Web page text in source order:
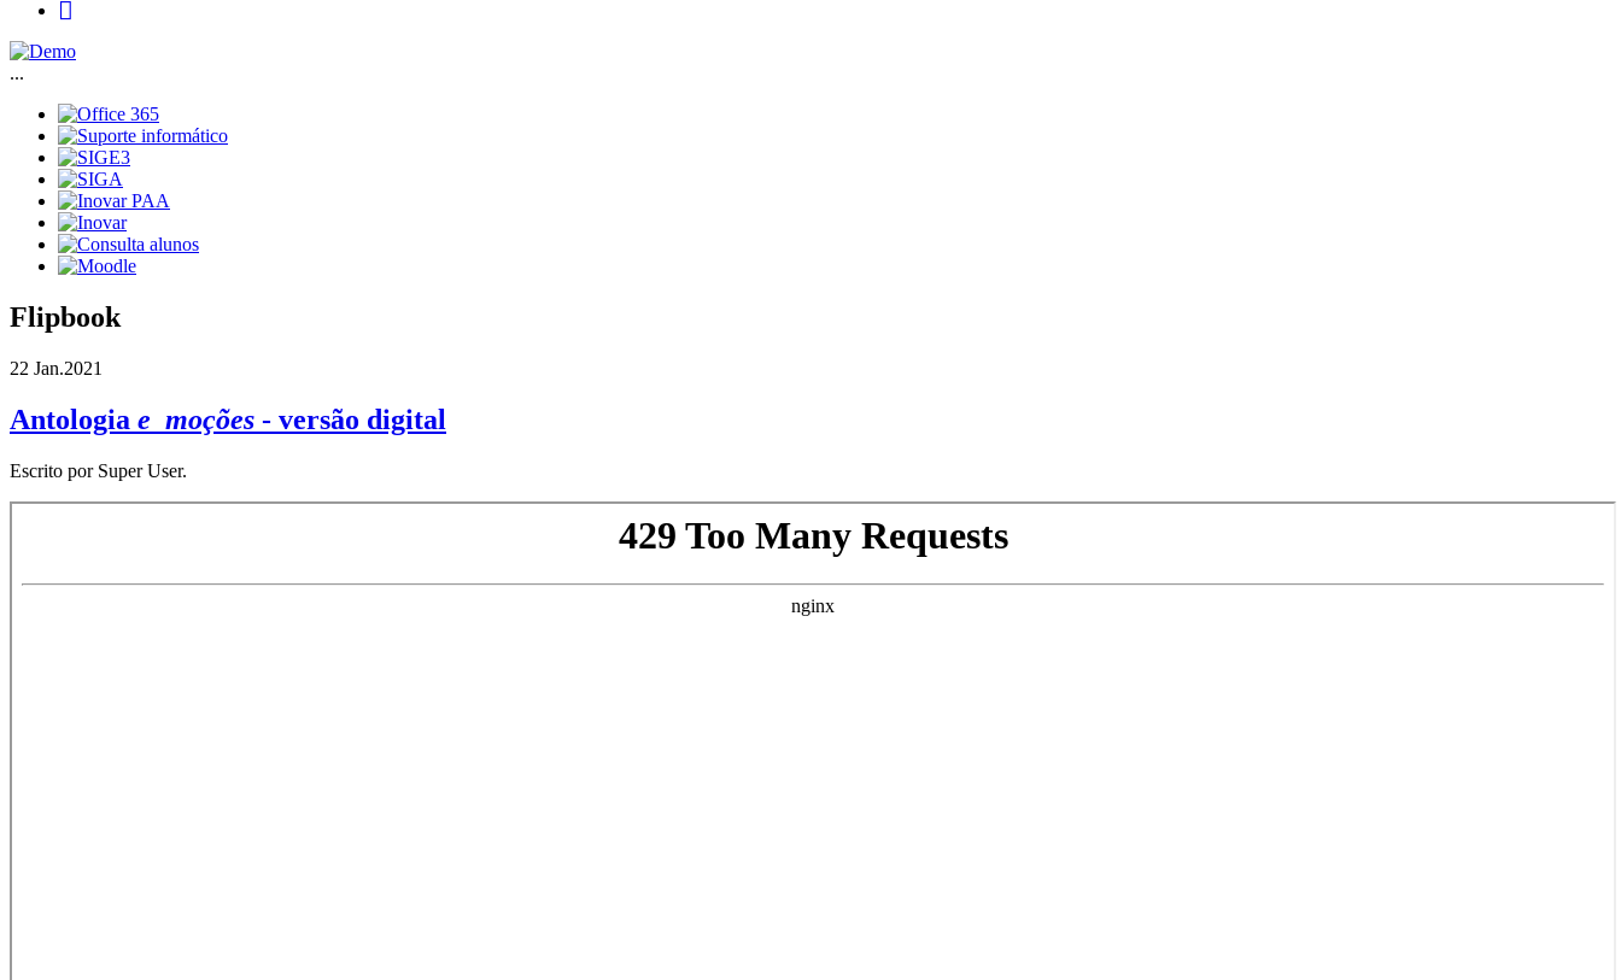
...
Flipbook
22 Jan.2021
Antologia e_moções - versão digital
Escrito por Super User.